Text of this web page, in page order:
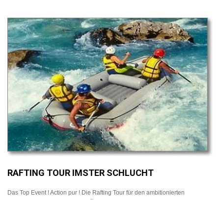
RAFTING TOUR IMSTER SCHLUCHT
Das Top Event ! Action pur ! Die Rafting Tour für den ambitionierten